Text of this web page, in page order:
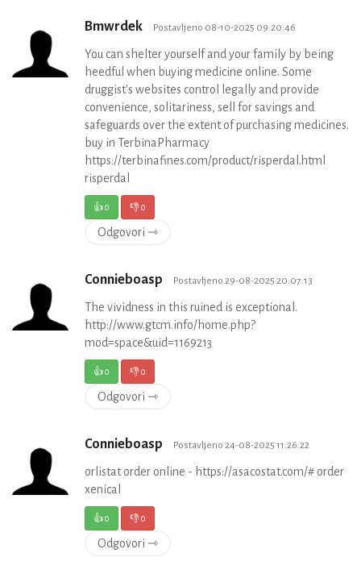
Bmwrdek Postavljeno 08-10-2025 09:20:46
You can shelter yourself and your family by being
heedful when buying medicine online. Some
druggist's websites control legally and provide
convenience, solitariness, sell for savings and
safeguards over the extent of purchasing medicines.
buy in TerbinaPharmacy
https://terbinafines.com/product/risperdal.html
risperdal
👍0 👎0
Odgovori ⇾
Connieboasp Postavljeno 29-08-2025 20:07:13
The vividness in this ruined is exceptional.
http://www.gtcm.info/home.php?
mod=space&uid=1169213
👍0 👎0
Odgovori ⇾
Connieboasp Postavljeno 24-08-2025 11:26:22
orlistat order online - https://asacostat.com/# order
xenical
👍0 👎0
Odgovori ⇾